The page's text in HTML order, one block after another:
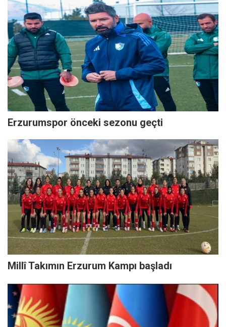
Erzurumspor önceki sezonu geçti
Millî Takımın Erzurum Kampı başladı